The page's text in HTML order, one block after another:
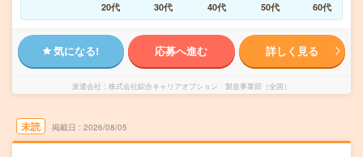
20代
30代 40代 50代 60代
気になる! 応募へ進む 詳しく見る
派遣会社 株式会社綜合キャリアオプション 製造事業部（全国）
未読 掲載日 2026/08/05